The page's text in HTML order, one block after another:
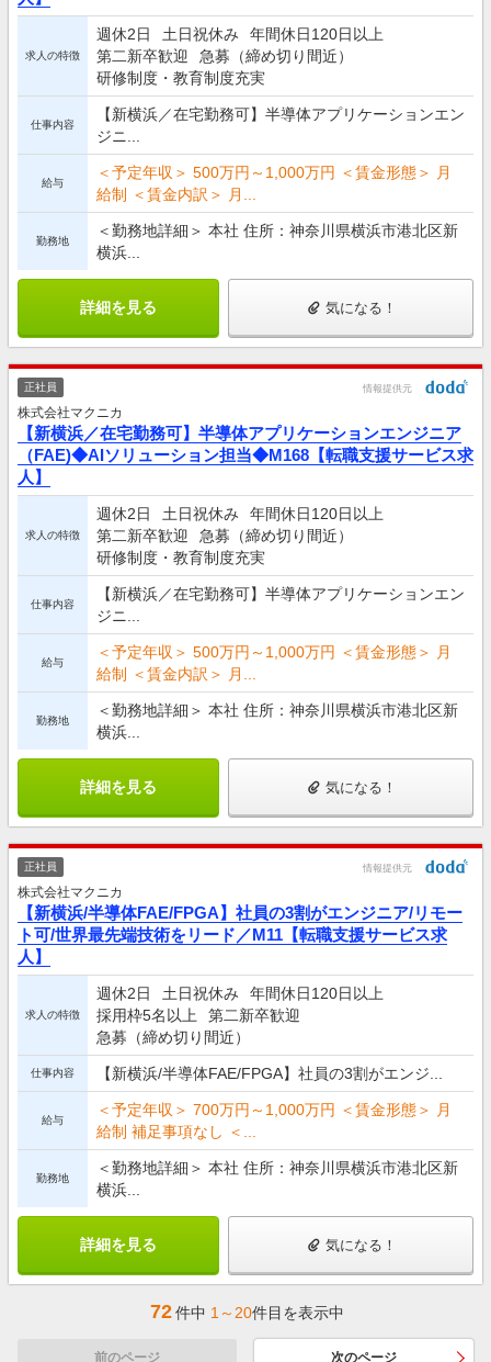
求人の特徴
週休2日 土日祝休み
年間休日120日以上
第二新卒歓迎
急募（締め切り間近）
研修制度・教育制度充実
仕事内容
【新横浜／在宅勤務可】半導体アプリケーションエン
ジニ...
給与
＜予定年収＞ 500万円～1,000万円 ＜賃金形態＞ 月
給制 ＜賃金内訳＞ 月...
勤務地
＜勤務地詳細＞ 本社 住所：神奈川県横浜市港北区新
横浜...
詳細を見る 気になる！
正社員 情報提供元
株式会社マクニカ
【新横浜／在宅勤務可】半導体アプリケーションエンジニア
（FAE)◆AIソリューション担当◆M168【転職支援サービス求
人】
求人の特徴
週休2日 土日祝休み
年間休日120日以上
第二新卒歓迎
急募（締め切り間近）
研修制度・教育制度充実
仕事内容
【新横浜／在宅勤務可】半導体アプリケーションエン
ジニ...
給与
＜予定年収＞ 500万円～1,000万円 ＜賃金形態＞ 月
給制 ＜賃金内訳＞ 月...
勤務地
＜勤務地詳細＞ 本社 住所：神奈川県横浜市港北区新
横浜...
詳細を見る 気になる！
正社員 情報提供元
株式会社マクニカ
【新横浜/半導体FAE/FPGA】社員の3割がエンジニア/リモー
ト可/世界最先端技術をリード／M11【転職支援サービス求
人】
求人の特徴
週休2日 土日祝休み
年間休日120日以上
採用枠5名以上
第二新卒歓迎
急募（締め切り間近）
仕事内容 【新横浜/半導体FAE/FPGA】社員の3割がエンジ...
給与
＜予定年収＞ 700万円～1,000万円 ＜賃金形態＞ 月
給制 補足事項なし ＜...
勤務地
＜勤務地詳細＞ 本社 住所：神奈川県横浜市港北区新
横浜...
詳細を見る 気になる！
72件中 1～20件目を表示中
前のページ 次のページ